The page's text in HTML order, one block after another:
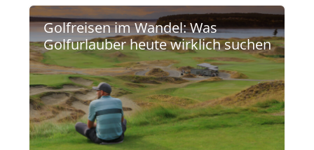
Golfreisen im Wandel: Was
Golfurlauber heute wirklich suchen